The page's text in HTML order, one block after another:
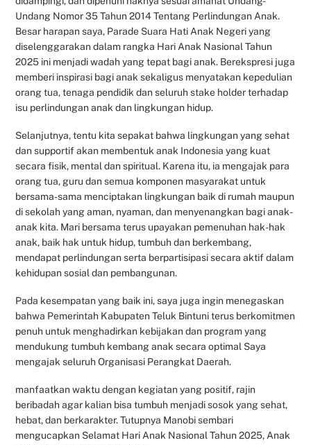
Undang Nomor 35 Tahun 2014 Tentang Perlindungan Anak.
Besar harapan saya, Parade Suara Hati Anak Negeri yang
diselenggarakan dalam rangka Hari Anak Nasional Tahun
2025 ini menjadi wadah yang tepat bagi anak. Berekspresi juga
memberi inspirasi bagi anak sekaligus menyatakan kepedulian
orang tua, tenaga pendidik dan seluruh stake holder terhadap
isu perlindungan anak dan lingkungan hidup.
Selanjutnya, tentu kita sepakat bahwa lingkungan yang sehat
dan supportif akan membentuk anak Indonesia yang kuat
secara fisik, mental dan spiritual. Karena itu, ia mengajak para
orang tua, guru dan semua komponen masyarakat untuk
bersama-sama menciptakan lingkungan baik di rumah maupun
di sekolah yang aman, nyaman, dan menyenangkan bagi anak-
anak kita. Mari bersama terus upayakan pemenuhan hak-hak
anak, baik hak untuk hidup, tumbuh dan berkembang,
mendapat perlindungan serta berpartisipasi secara aktif dalam
kehidupan sosial dan pembangunan.
Pada kesempatan yang baik ini, saya juga ingin menegaskan
bahwa Pemerintah Kabupaten Teluk Bintuni terus berkomitmen
penuh untuk menghadirkan kebijakan dan program yang
mendukung tumbuh kembang anak secara optimal Saya
mengajak seluruh Organisasi Perangkat Daerah.
manfaatkan waktu dengan kegiatan yang positif, rajin
beribadah agar kalian bisa tumbuh menjadi sosok yang sehat,
hebat, dan berkarakter. Tutupnya Manobi sembari
mengucapkan Selamat Hari Anak Nasional Tahun 2025, Anak